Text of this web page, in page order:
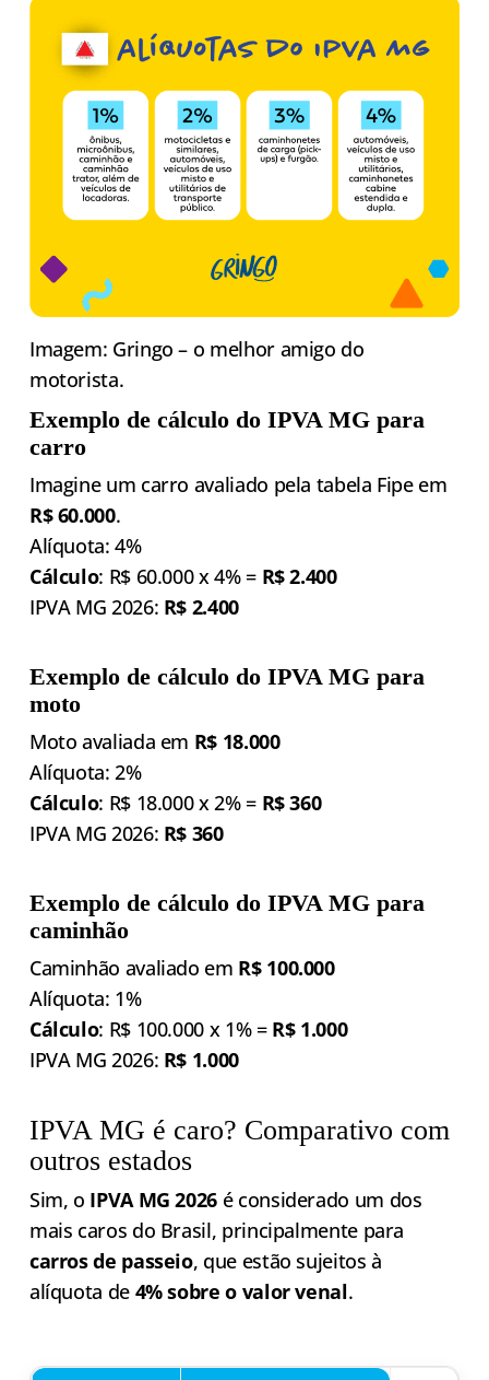
Imagem: Gringo – o melhor amigo do
motorista.
Exemplo de cálculo do IPVA MG para
carro
Imagine um carro avaliado pela tabela Fipe em
R$ 60.000.
Alíquota: 4%
Cálculo: R$ 60.000 x 4% = R$ 2.400
IPVA MG 2026: R$ 2.400
Exemplo de cálculo do IPVA MG para
moto
Moto avaliada em R$ 18.000
Alíquota: 2%
Cálculo: R$ 18.000 x 2% = R$ 360
IPVA MG 2026: R$ 360
Exemplo de cálculo do IPVA MG para
caminhão
Caminhão avaliado em R$ 100.000
Alíquota: 1%
Cálculo: R$ 100.000 x 1% = R$ 1.000
IPVA MG 2026: R$ 1.000
IPVA MG é caro? Comparativo com
outros estados
Sim, o IPVA MG 2026 é considerado um dos
mais caros do Brasil, principalmente para
carros de passeio, que estão sujeitos à
alíquota de 4% sobre o valor venal.